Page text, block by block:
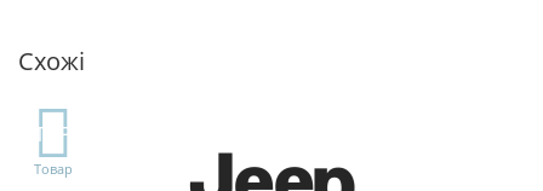
Схожі
TOP
Товар